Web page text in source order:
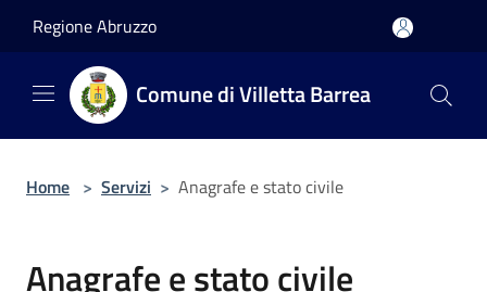
Regione Abruzzo
Comune di Villetta Barrea
Home > Servizi > Anagrafe e stato civile
Anagrafe e stato civile